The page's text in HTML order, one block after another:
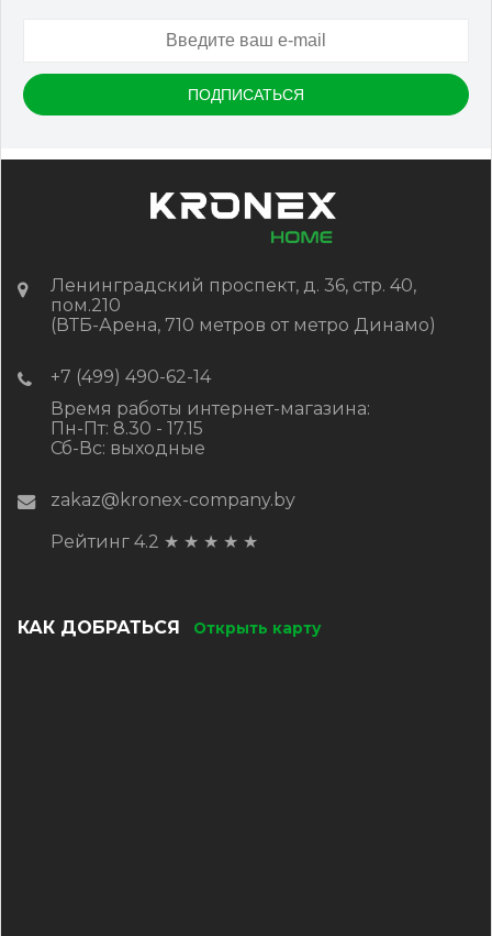
Ленинградский проспект, д. 36, стр. 40,
пом.210
(ВТБ-Арена, 710 метров от метро Динамо)
+7 (499) 490-62-14
Время работы интернет-магазина:
Пн-Пт: 8.30 - 17.15
Сб-Вс: выходные
zakaz@kronex-company.by
Рейтинг 4.2 ★ ★ ★ ★ ★
КАК ДОБРАТЬСЯ Открыть карту